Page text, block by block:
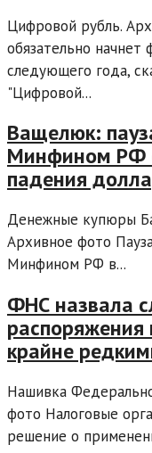
Цифровой рубль.
обязательно начнет
следующего года,
"Цифровой...
Ващелюк:
Минфином РФ
падения
Денежные купюры
Архивное фото
Минфином РФ в...
ФНС назвала
крайне
Нашивка
фото Налоговые
решение о